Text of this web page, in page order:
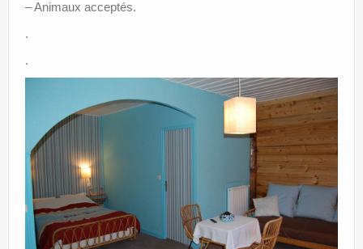
– Animaux acceptés.
.
.